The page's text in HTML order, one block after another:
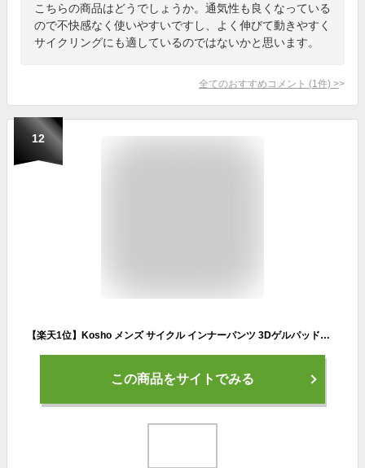
こちらの商品はどうでしょうか。通気性も良くなっている
ので不快感なく使いやすいですし、よく伸びて動きやすく
サイクリングにも適しているのではないかと思います。
全てのおすすめコメント (1 件) >
12
【楽天1位】Kosho メンズ サイクル インナーパンツ 3Dゲルパッド付 サイクルパンツ サイクリングパンツ ロードバイク 自転車 サイクルジャージ サイクルウェア レーサーパンツ サイクリング 無地 自転車ウェア インナーウェア レーパン 吸汗速乾 通気性 伸縮性 WL-BB001
この商品をサイトでみる